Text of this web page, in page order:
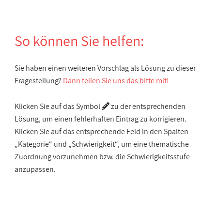
So können Sie helfen:
Sie haben einen weiteren Vorschlag als Lösung zu dieser
Fragestellung? Dann teilen Sie uns das bitte mit!
Klicken Sie auf das Symbol
zu der entsprechenden
Lösung, um einen fehlerhaften Eintrag zu korrigieren.
Klicken Sie auf das entsprechende Feld in den Spalten
„Kategorie“ und „Schwierigkeit“, um eine thematische
Zuordnung vorzunehmen bzw. die Schwierigkeitsstufe
anzupassen.